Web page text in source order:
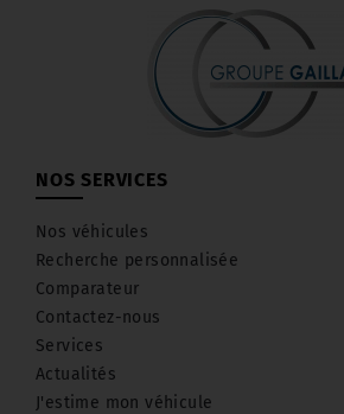
NOS SERVICES
Nos véhicules
Recherche personnalisée
Comparateur
Contactez-nous
Services
Actualités
J'estime mon véhicule